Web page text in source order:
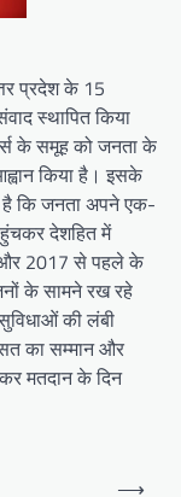
प्रदेश के 15
स्थापित किया
के समूह को जनता के
किया है। इसके
है कि जनता अपने एक-
देशहित में
और 2017 से पहले के
के सामने रख रहे
सुविधाओं की लंबी
का सम्मान और
मतदान के दिन
⟶